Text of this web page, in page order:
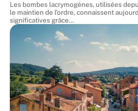
Les bombes lacrymogènes, utilisées
le maintien de l'ordre, connaissent
significatives grâce…